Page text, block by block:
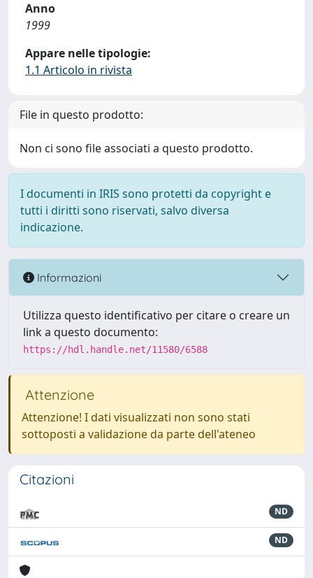
Anno
1999
Appare nelle tipologie:
1.1 Articolo in rivista
File in questo prodotto:
Non ci sono file associati a questo prodotto.
I documenti in IRIS sono protetti da copyright e
tutti i diritti sono riservati, salvo diversa
indicazione.
Informazioni
Utilizza questo identificativo per citare o creare un
link a questo documento:
https://hdl.handle.net/11580/6588
Attenzione
Attenzione! I dati visualizzati non sono stati
sottoposti a validazione da parte dell'ateneo
Citazioni
ND
ND